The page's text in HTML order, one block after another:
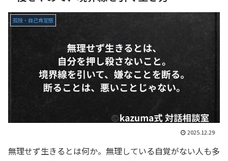
孤独・自己肯定感
2025.12.29
無理せず生きるとは何か。無理している自覚がない人も多